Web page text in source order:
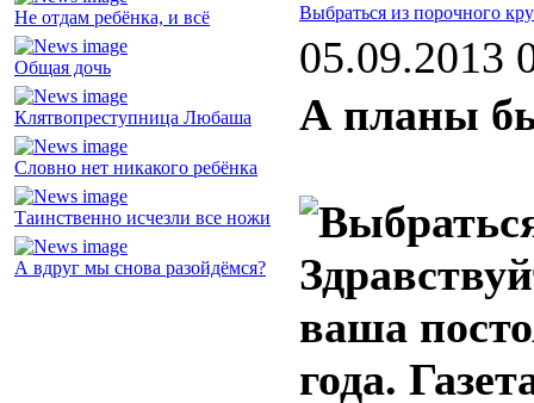
Не отдам ребёнка, и всё
Общая дочь
Клятвопреступница Любаша
Словно нет никакого ребёнка
Таинственно исчезли все ножи
А вдруг мы снова разойдёмся?
Выбраться из порочного
05.09.2013
А планы
ваша
года.